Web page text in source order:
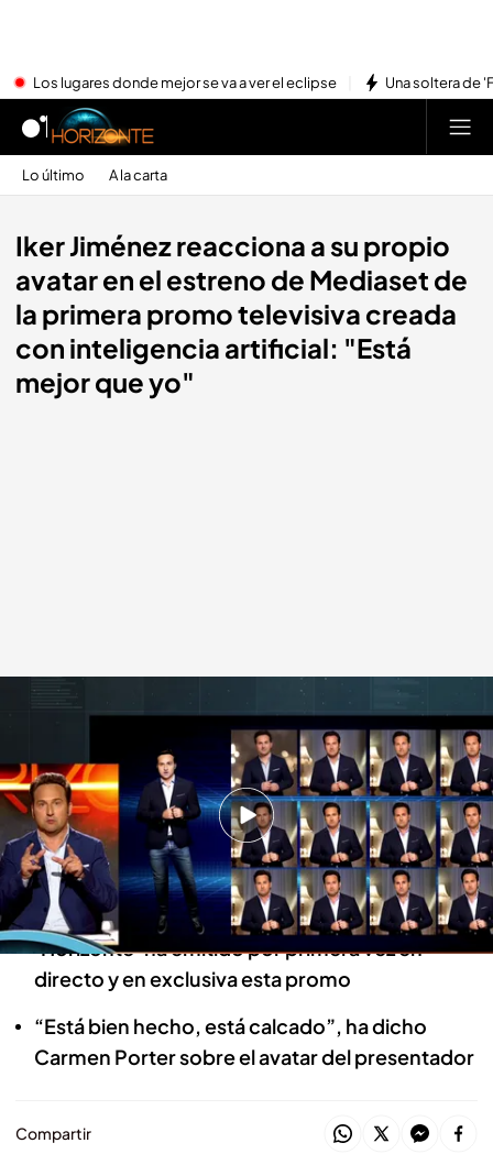
Los lugares donde mejor se va a ver el eclipse Una soltera de
Lo último A la carta
Iker Jiménez reacciona a su propio
avatar en el estreno de Mediaset de
la primera promo televisiva creada
con inteligencia artificial: "Está
mejor que yo"
Iker Jiménez, junto a su avatar.
Horizonte
28 ABR 2023 - 00:46h.
Mediaset España ha estrenado la primera
promoción televisiva creada a través de la
inteligencia artificial
‘Horizonte’ ha emitido por primera vez en
directo y en exclusiva esta promo
“Está bien hecho, está calcado”, ha dicho
Carmen Porter sobre el avatar del presentador
Compartir